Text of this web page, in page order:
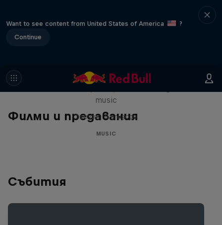
Want to see content from United States of America
?
Continue
Филми и предавания
Diggin' in the Carts
music
1 сезон · 5 епизоди
MUSIC
Събития